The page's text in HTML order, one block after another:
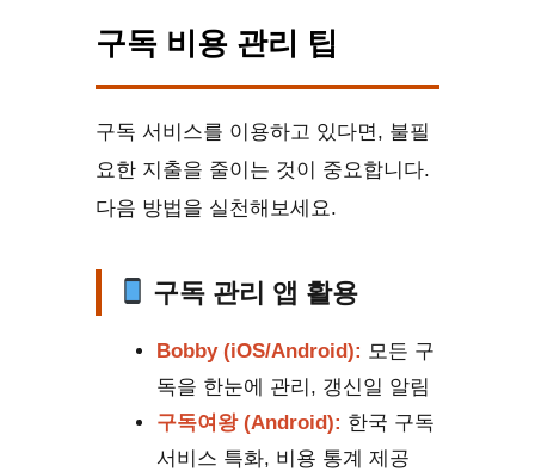
구독 비용 관리 팁
구독 서비스를 이용하고 있다면, 불필
요한 지출을 줄이는 것이 중요합니다.
다음 방법을 실천해보세요.
구독 관리 앱 활용
Bobby (iOS/Android): 모든 구
독을 한눈에 관리, 갱신일 알림
구독여왕 (Android): 한국 구독
서비스 특화, 비용 통계 제공